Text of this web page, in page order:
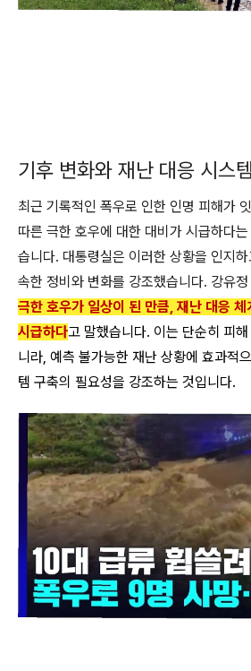
기후 변화와 재난 대응 시스
최근 기록적인 폭우로 인한 인명 피해가
따른 극한 호우에 대한 대비가 시급하다
습니다. 대통령실은 이러한 상황을 인지
속한 정비와 변화를 강조했습니다. 강유
극한 호우가 일상이 된 만큼, 재난 대응
시급하다고 말했습니다. 이는 단순히 피
니라, 예측 불가능한 재난 상황에 효과적
템 구축의 필요성을 강조하는 것입니다.